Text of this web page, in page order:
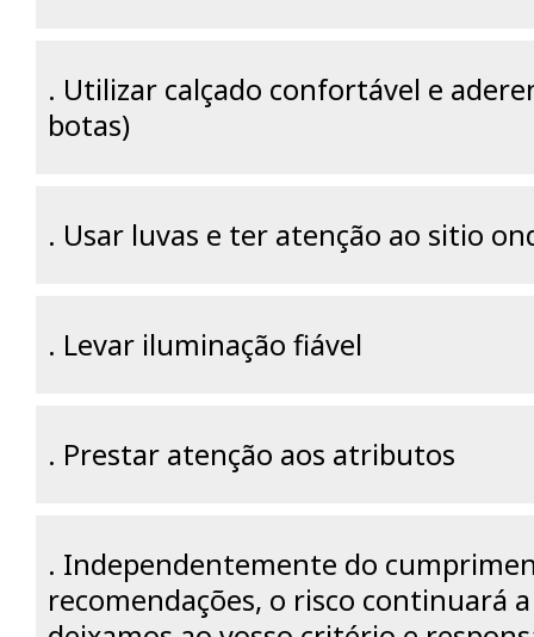
. Utilizar calçado confortável e
botas)
. Usar luvas e ter atenção ao sitio
. Levar iluminação fiável
. Prestar atenção aos atributos
. Independentemente do
recomendações, o risco continuará